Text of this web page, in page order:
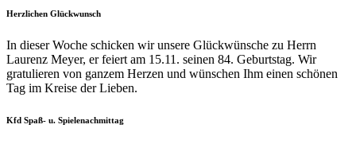
Herzlichen Glückwunsch
In dieser Woche schicken wir unsere Glückwünsche zu Herrn
Laurenz Meyer, er feiert am 15.11. seinen 84. Geburtstag. Wir
gratulieren von ganzem Herzen und wünschen Ihm einen schönen
Tag im Kreise der Lieben.
Kfd Spaß- u. Spielenachmittag